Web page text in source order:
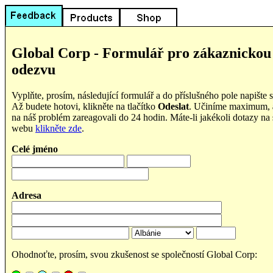
Global Corp - Formulář pro zákaznickou
odezvu
Vyplňte, prosím, následující formulář a do příslušného pole napište
Až budete hotovi, klikněte na tlačítko Odeslat. Učiníme maximum,
na náš problém zareagovali do 24 hodin. Máte-li jakékoli dotazy na
webu klikněte zde.
Celé jméno
Adresa
Ohodnoťte, prosím, svou zkušenost se společností Global Corp: